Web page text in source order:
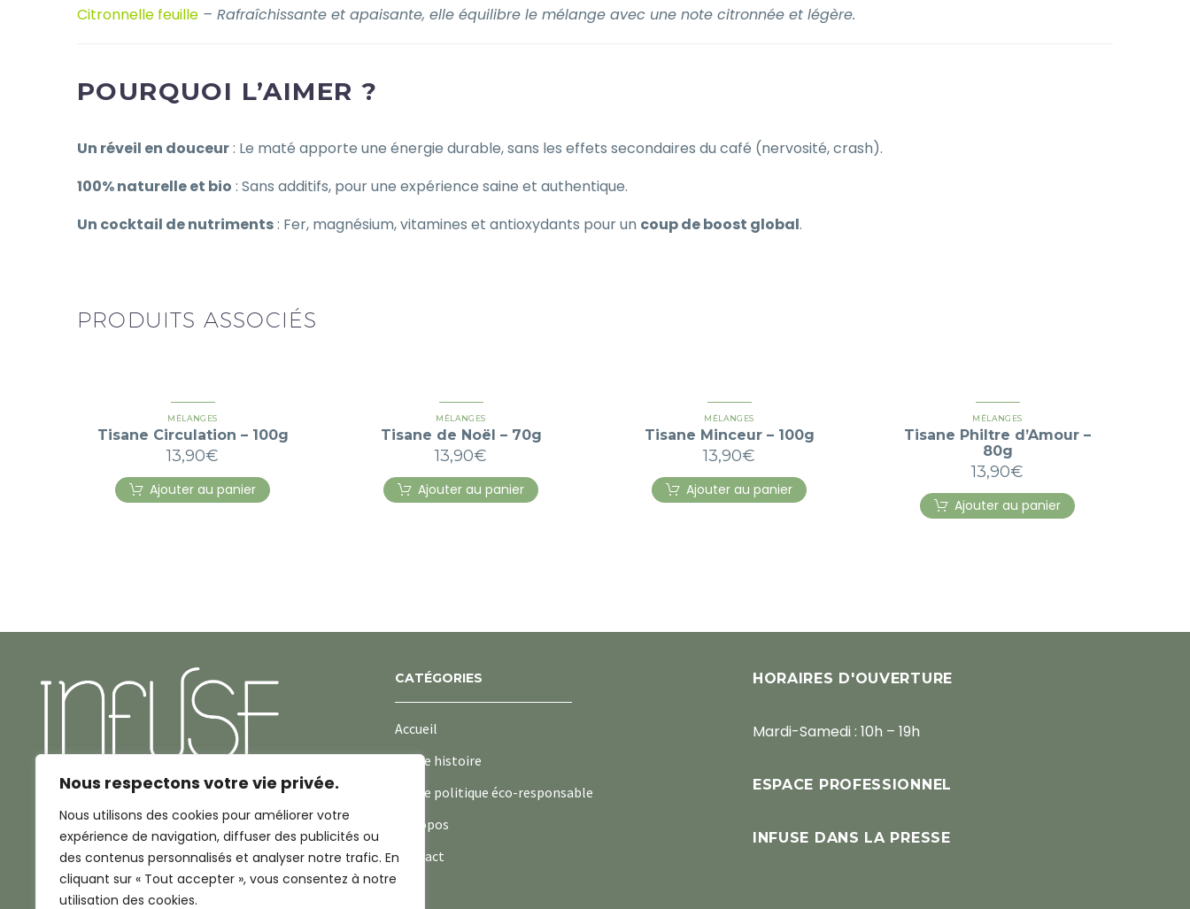
Nous respectons votre vie privée.
Nous utilisons des cookies pour améliorer votre
expérience de navigation, diffuser des publicités ou
des contenus personnalisés et analyser notre trafic. En
cliquant sur « Tout accepter », vous consentez à notre
utilisation des cookies.
Citronnelle feuille – Rafraîchissante et apaisante, elle équilibre le mélange avec une note citronnée et légère.
POURQUOI L’AIMER ?
Un réveil en douceur: Le maté apporte une énergie durable, sans les effets secondaires du café (nervosité, crash).
100% naturelle et bio : Sans additifs, pour une expérience saine et authentique.
Un cocktail de nutriments: Fer, magnésium, vitamines et antioxydants pour un coup de boost global.
PRODUITS ASSOCIÉS
MÉLANGES
Tisane Circulation – 100g
13,90€
Ajouter au panier
MÉLANGES
Tisane de Noël – 70g
13,90€
Ajouter au panier
MÉLANGES
Tisane Minceur – 100g
13,90€
Ajouter au panier
MÉLANGES
Tisane Philtre d’Amour –
80g
13,90€
Ajouter au panier
2 Rue Montpelliéret
34000 Montpellier
CATÉGORIES
Accueil
Notre histoire
Notre politique éco-responsable
À propos
Contact
HORAIRES D'OUVERTURE
Mardi-Samedi : 10h – 19h
ESPACE PROFESSIONNEL
INFUSE DANS LA PRESSE